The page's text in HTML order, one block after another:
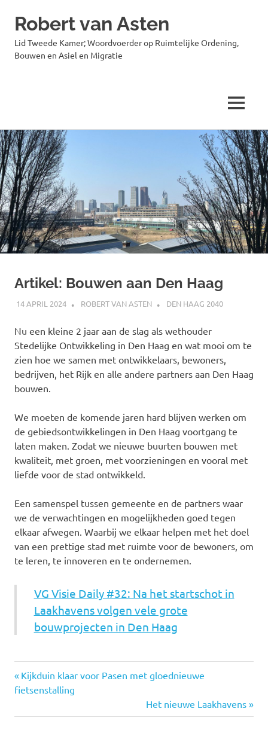
Ga
naar
de
inhoud
Robert van Asten
Lid Tweede Kamer; Woordvoerder op Ruimtelijke Ordening,
Bouwen en Asiel en Migratie
MENU
Artikel: Bouwen aan Den Haag
14 APRIL 2024 ROBERT VAN ASTEN DEN HAAG 2040
Nu een kleine 2 jaar aan de slag als wethouder
Stedelijke Ontwikkeling in Den Haag en wat mooi om te
zien hoe we samen met ontwikkelaars, bewoners,
bedrijven, het Rijk en alle andere partners aan Den Haag
bouwen.
We moeten de komende jaren hard blijven werken om
de gebiedsontwikkelingen in Den Haag voortgang te
laten maken. Zodat we nieuwe buurten bouwen met
kwaliteit, met groen, met voorzieningen en vooral met
liefde voor de stad ontwikkeld.
Een samenspel tussen gemeente en de partners waar
we de verwachtingen en mogelijkheden goed tegen
elkaar afwegen. Waarbij we elkaar helpen met het doel
van een prettige stad met ruimte voor de bewoners, om
te leren, te innoveren en te ondernemen.
VG Visie Daily #32: Na het startschot in
Laakhavens volgen vele grote
bouwprojecten in Den Haag
haag
Bericht
Vorige
bericht:
Kijkduin klaar voor Pasen met gloednieuwe
fietsenstalling
Volgende
bericht:
Het nieuwe Laakhavens